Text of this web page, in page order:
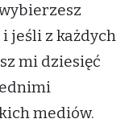
jeśli z każdych
mi dziesięć
mediów.